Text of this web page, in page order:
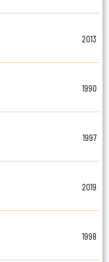
2013
1990
1997
2019
1998